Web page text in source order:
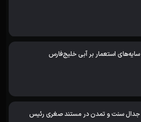
سایه‌های استعمار بر آبی خلیج‌فارس
جدال سنت و تمدن در مستند صغری رئیس